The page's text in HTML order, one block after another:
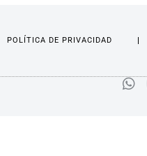
POLÍTICA DE PRIVACIDAD